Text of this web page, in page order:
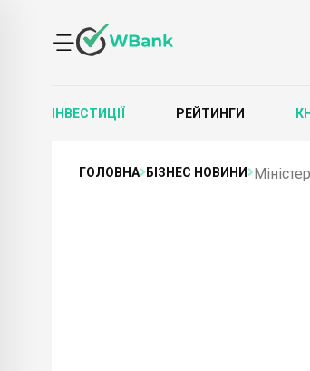
ІНВЕСТИЦІЇ РЕЙТИНГИ
ГОЛОВНА БІЗНЕС НОВИНИ